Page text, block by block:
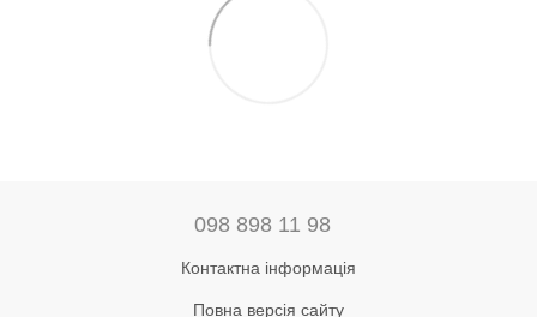
098 898 11 98
Контактна інформація
Повна версія сайту